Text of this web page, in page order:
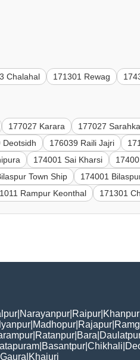
Chalahal 171301 Rewag
177027 Karara 177027
Deotsidh 176039 Raili Jajri
174001 Sai Kharsi
Town Ship 174001
Rampur Keonthal 171301
Narayanpur Raipur Khanpur
Madhopur Rajapur
Ratanpur Bara
Basantpur Chikhali
Gaura Khajuri